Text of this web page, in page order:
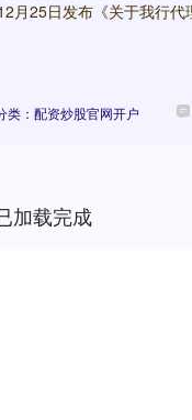
月25日发布《关于我行代
类：配资炒股官网开户
加载完成